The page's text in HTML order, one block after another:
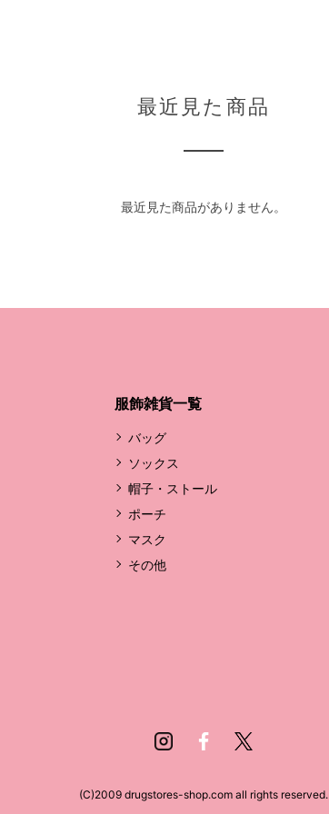
最近見た商品
最近見た商品がありません。
服飾雑貨一覧
バッグ
ソックス
帽子・ストール
ポーチ
マスク
その他
InstagramFacebook
(C)2009 drugstores-shop.com all rights reserved.